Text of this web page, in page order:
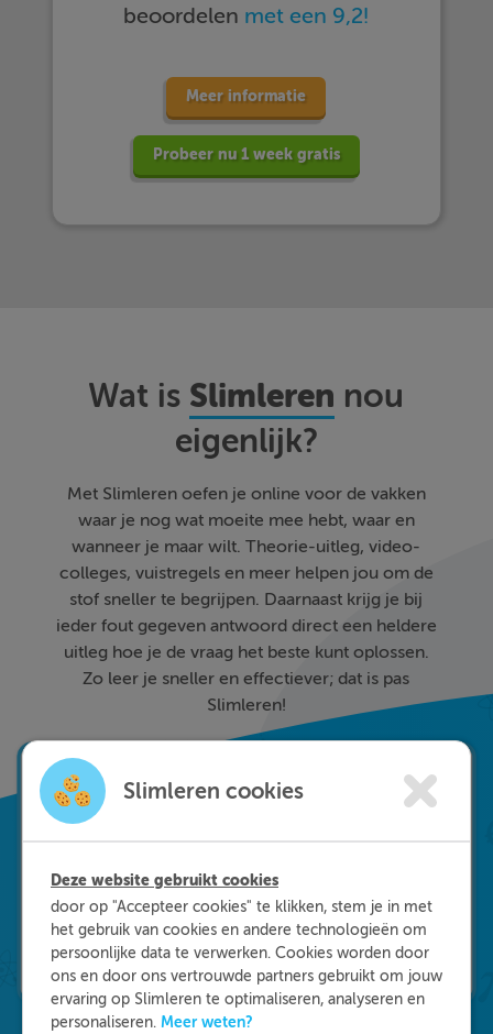
beoordelen met een 9,2!
Meer informatie
Probeer nu 1 week gratis
Wat is Slimleren nou
eigenlijk?
Met Slimleren oefen je online voor de vakken
waar je nog wat moeite mee hebt, waar en
wanneer je maar wilt. Theorie-uitleg, video-
colleges, vuistregels en meer helpen jou om de
stof sneller te begrijpen. Daarnaast krijg je bij
ieder fout gegeven antwoord direct een heldere
uitleg hoe je de vraag het beste kunt oplossen.
Zo leer je sneller en effectiever; dat is pas
Slimleren!
Slimleren cookies
Deze website gebruikt cookies
door op "Accepteer cookies" te klikken, stem je in met
het gebruik van cookies en andere technologieën om
persoonlijke data te verwerken. Cookies worden door
ons en door ons vertrouwde partners gebruikt om jouw
ervaring op Slimleren te optimaliseren, analyseren en
personaliseren. Meer weten?